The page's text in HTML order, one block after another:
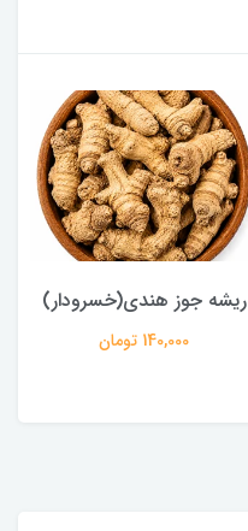
ریشه جوز هندی(خسرودار)
140,000 تومان